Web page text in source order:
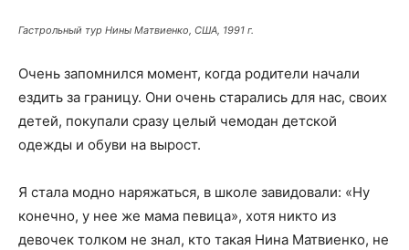
Гастрольный тур Нины Матвиенко, США, 1991 г.
Очень запомнился момент, когда родители начали
ездить за границу. Они очень старались для нас, своих
детей, покупали сразу целый чемодан детской
одежды и обуви на вырост.
Я стала модно наряжаться, в школе завидовали: «Ну
конечно, у нее же мама певица», хотя никто из
девочек толком не знал, кто такая Нина Матвиенко, не